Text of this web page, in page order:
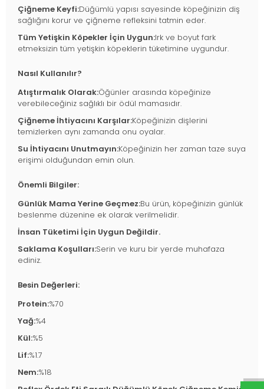
Çiğneme Keyfi:Düğümlü yapısı sayesinde köpeğinizin diş
sağlığını korur ve çiğneme refleksini tatmin eder.
Tüm Yetişkin Köpekler İçin Uygun:Irk ve boyut fark
etmeksizin tüm yetişkin köpeklerin tüketimine uygundur.
Nasıl Kullanılır?
Atıştırmalık Olarak:Öğünler arasında köpeğinize
verebileceğiniz sağlıklı bir ödül mamasıdır.
Çiğneme İhtiyacını Karşılar:Köpeğinizin dişlerini
temizlerken aynı zamanda onu oyalar.
Su İhtiyacını Unutmayın:Köpeğinizin her zaman taze suya
erişimi olduğundan emin olun.
Önemli Bilgiler:
Günlük Mama Yerine Geçmez:Bu ürün, köpeğinizin günlük
beslenme düzenine ek olarak verilmelidir.
İnsan Tüketimi İçin Uygun Değildir.
Saklama Koşulları:Serin ve kuru bir yerde muhafaza
ediniz.
Besin Değerleri:
Protein:%70
Yağ:%4
Kül:%5
Lif:%1.7
Nem:%18